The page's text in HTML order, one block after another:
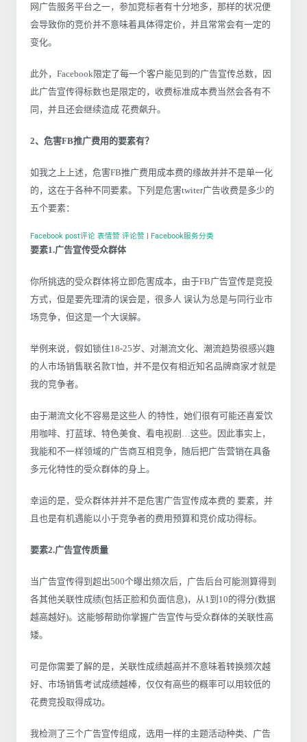
网广告服务平台之一，参加竞标者有十分地多，那样的状况便
会导致你的竞价并不意味着具体得定价，并且常常会有一定的
变化。
此外，Facebook限定了每一个客户能见到的广告宣传总数，因
此广告宣传得标数也是限定的，收费标准成本费当然会各有不
同，并且还会继续造成 花费飙升。
2、危害FB推广费用的要素有？
如我之上上述，危害FB推广费用成本费的缘故并并不是单一化
的，这在于各种不同要素。下列是危害twiter广告收费是多少的
五个要素：
Facebook post评论 表情赞 评论赞 | Facebook服务分类
要素1.广告宣传受众群体
你所挑选的受众群体将立即危害成本，由于FB广告宣传是竞投
方式，但是要先理清的误会是，很多人 误认为总是与同行业市
场竞争，但这是一个大误解。
举例来说，假如锁住18-25岁、对潮流文化、潮流趋势很感兴趣
的人市场销售联名款T恤，并不是仅有相近知名品牌商家才就是
我的竞争者。
由于潮流文化不容易是这些人 的特性，她们很有可能还喜爱饮
用咖啡、打蓝球、特色美食、看电视剧…这些。因此事实上，
我能和不一样领域的广告商互相竞争，随后把广告营销在具备
多元化特性的受众群体的身上。
幸运的是，受众群体并并不是危害广告宣传成本费的 要素，并
且也是有机遇能以小于竞争者的费用预算和竞价成功得标。
要素2.广告宣传质量
当广告宣传得到超出500个曝出频次后，广告后台可能测算得到
各其他关联性成绩(包括正脸和负面信息)，从1到10的得分(数据
越高越好)。这能够帮助你掌握广告宣传与受众群体的关联性高
矮。
可是你需要了解的是，关联性成绩越高并不意味着转换频次越
好、市场销售考试成绩越棒，仅仅有高些的概率可以用较低的
花费竞投取得成功。
我检测了三个广告宣传组成，选用一样的主题活动种类、广告